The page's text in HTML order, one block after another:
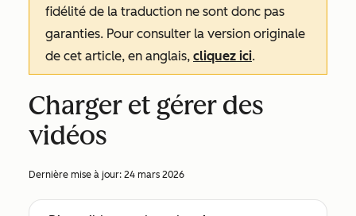
fidélité de la traduction ne sont donc pas
garanties. Pour consulter la version originale
de cet article, en anglais, cliquez ici.
Charger et gérer des
vidéos
Dernière mise à jour: 24 mars 2026